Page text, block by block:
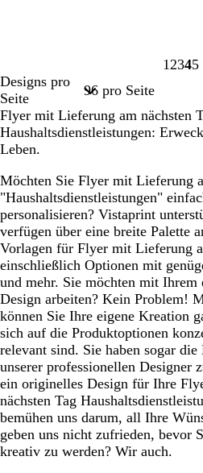
Seite
1 Seite
2Seite
345
Designs pro
Seite
Flyer mit Lieferung am nächsten
Haushaltsdienstleistungen:
Leben.
Möchten Sie Flyer mit Lieferung
"Haushaltsdienstleistungen"
personalisieren? Vistaprint
verfügen über eine breite Palette
Vorlagen für Flyer mit Lieferung
einschließlich Optionen mit
und mehr. Sie möchten mit
Design arbeiten? Kein Problem!
können Sie Ihre eigene Kreation
sich auf die Produktoptionen
relevant sind. Sie haben sogar
unserer professionellen Designer
ein originelles Design für Ihre
nächsten Tag
bemühen uns darum, all Ihre
geben uns nicht zufrieden, bevor
kreativ zu werden? Wir auch.